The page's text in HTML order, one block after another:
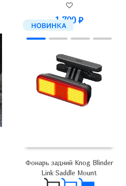
1 700₽
Фонарь задний Knog Blinder
Link Saddle Mount